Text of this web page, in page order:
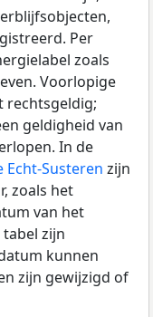
Per
zoals
Voorlopige
rechtsgeldig;
geldigheid van
In de
Echt-Susteren zijn
zoals het
van het
zijn
kunnen
zijn gewijzigd of